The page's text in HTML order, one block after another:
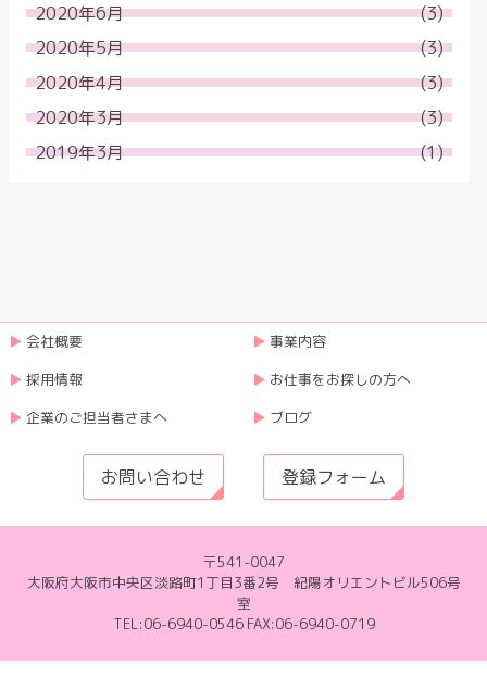
2020年6月
(3)
2020年5月
(3)
2020年4月
(3)
2020年3月
(3)
2019年3月
(1)
会社概要
事業内容
採用情報
お仕事をお探しの方へ
企業のご担当者さまへ
ブログ
お問い合わせ 登録フォーム
〒541-0047
大阪府大阪市中央区淡路町1丁目3番2号 紀陽オリエントビル506号
室
TEL:06-6940-0546 FAX:06-6940-0719